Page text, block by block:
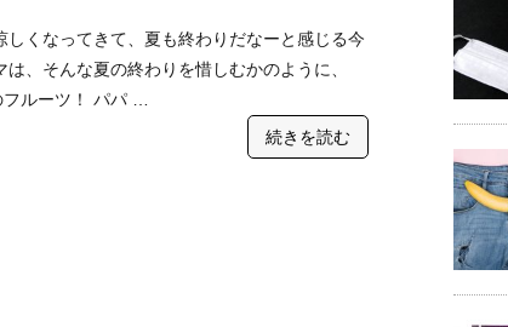
くなってきて、夏も終わりだなーと感じる今
、そんな夏の終わりを惜しむかのように、
フルーツ！ パパ …
続きを読む